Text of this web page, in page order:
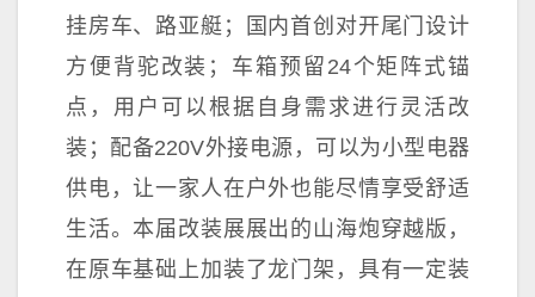
挂房车、路亚艇；国内首创对开尾门设计
方便背驼改装；车箱预留24个矩阵式锚
点，用户可以根据自身需求进行灵活改
装；配备220V外接电源，可以为小型电器
供电，让一家人在户外也能尽情享受舒适
生活。本届改装展展出的山海炮穿越版，
在原车基础上加装了龙门架，具有一定装